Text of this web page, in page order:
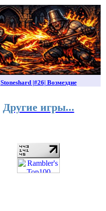
Stoneshard |#26| Возмездие
Другие игры...